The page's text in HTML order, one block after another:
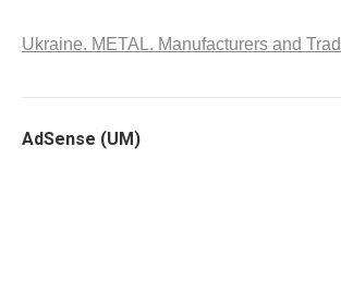
Ukraine. METAL. Manufacturers and
AdSense (UM)